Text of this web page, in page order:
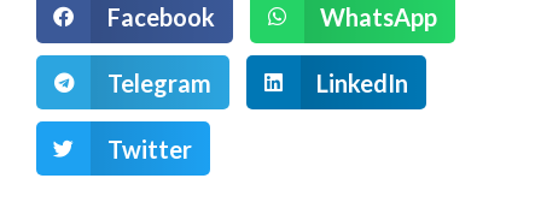
Facebook WhatsApp
Telegram LinkedIn
Twitter